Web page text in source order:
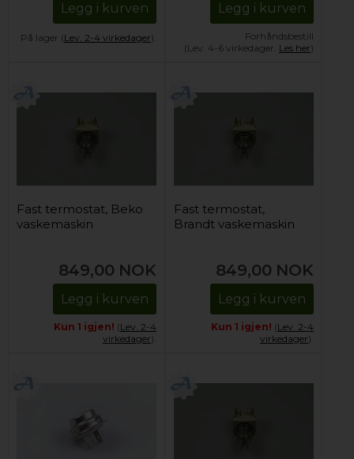
Legg i kurven
På lager (Lev. 2-4 virkedager).
Legg i kurven
Forhåndsbestill
(Lev. 4-6 virkedager. Les her)
Fast termostat, Beko
vaskemaskin
849,00 NOK
Legg i kurven
Kun 1 igjen! (Lev. 2-4
virkedager).
Fast termostat,
Brandt vaskemaskin
849,00 NOK
Legg i kurven
Kun 1 igjen! (Lev. 2-4
virkedager).